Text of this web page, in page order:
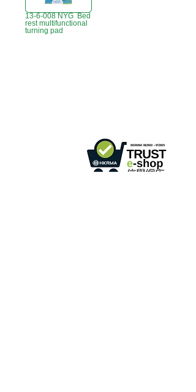
13-6-008 NYG Bed
rest multifunctional
turning pad